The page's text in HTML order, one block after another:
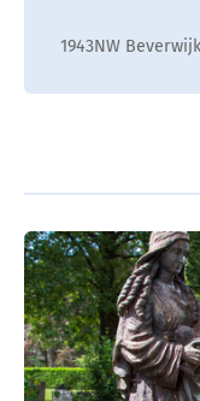
1943NW Beverwijk